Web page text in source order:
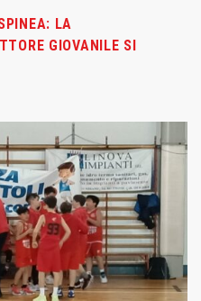
LA
GIOVANILE SI